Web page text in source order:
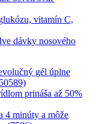
vitamín C,
dávky nosového
gél úplne
prináša až 50%
4 minúty a môže